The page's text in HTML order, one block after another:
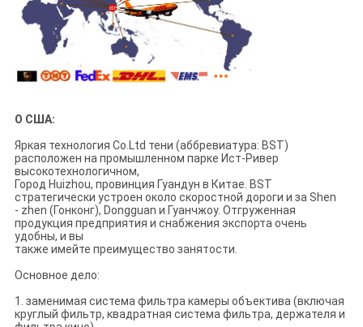
О США:
Яркая технология Co.Ltd тени (аббревиатура: BST)
расположен на промышленном парке Ист-Ривер
высокотехнологичном,
Город Huizhou, провинция Гуандун в Китае. BST
стратегически устроен около скоростной дороги и за Shen
- zhen (Гонконг), Dongguan и Гуанчжоу. Отгруженная
продукция предприятия и снабжения экспорта очень
удобны, и вы
также имейте преимущество занятости.
Основное дело:
1. заменимая система фильтра камеры объектива (включая
круглый фильтр, квадратная система фильтра, держателя и